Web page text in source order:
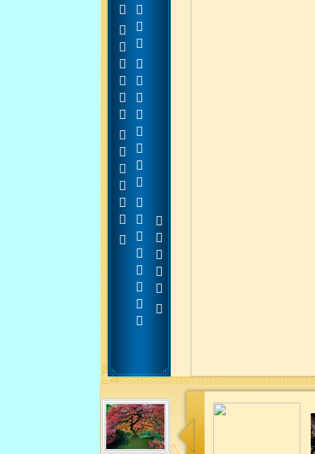




















































